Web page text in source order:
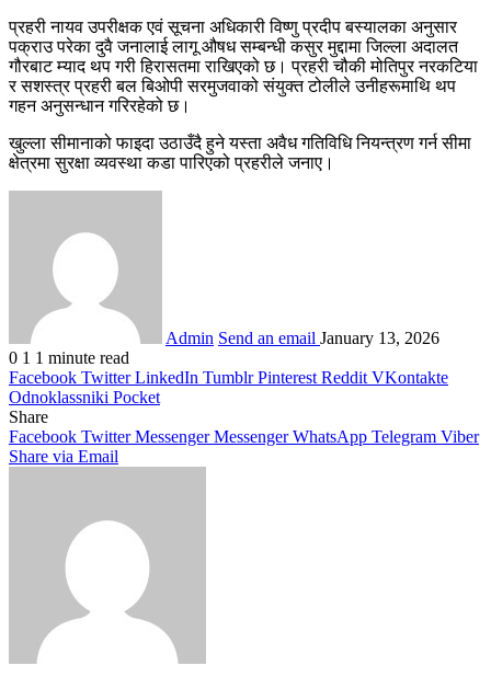
प्रहरी नायव उपरीक्षक एवं सूचना अधिकारी विष्णु प्रदीप बस्यालका अनुसार
पक्राउ परेका दुवै जनालाई लागू औषध सम्बन्धी कसुर मुद्दामा जिल्ला अदालत
गौरबाट म्याद थप गरी हिरासतमा राखिएको छ। प्रहरी चौकी मोतिपुर नरकटिया
र सशस्त्र प्रहरी बल बिओपी सरमुजवाको संयुक्त टोलीले उनीहरूमाथि थप
गहन अनुसन्धान गरिरहेको छ।
खुल्ला सीमानाको फाइदा उठाउँदै हुने यस्ता अवैध गतिविधि नियन्त्रण गर्न सीमा
क्षेत्रमा सुरक्षा व्यवस्था कडा पारिएको प्रहरीले जनाए।
Admin Send an email January 13, 2026
0 1 1 minute read
Facebook Twitter LinkedIn Tumblr Pinterest Reddit VKontakte
Odnoklassniki Pocket
Share
Facebook Twitter Messenger Messenger WhatsApp Telegram Viber
Share via Email